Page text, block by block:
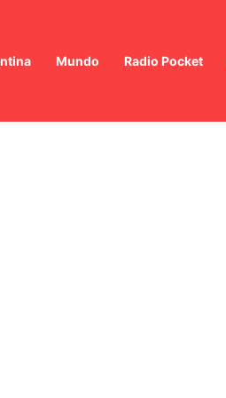
Mundo Radio Pocket
la excarcelación de dos